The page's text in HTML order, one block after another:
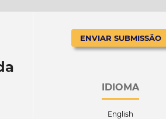
ENVIAR SUBMISSÃO
IDIOMA
English